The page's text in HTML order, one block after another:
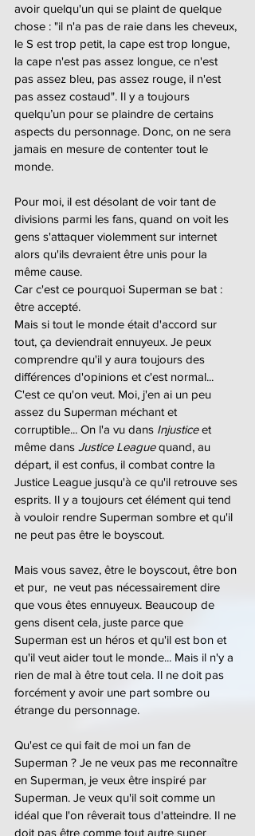
avoir quelqu'un qui se plaint de quelque
chose : "il n'a pas de raie dans les cheveux,
le S est trop petit, la cape est trop longue,
la cape n'est pas assez longue, ce n'est
pas assez bleu, pas assez rouge, il n'est
pas assez costaud". Il y a toujours
quelqu’un pour se plaindre de certains
aspects du personnage. Donc, on ne sera
jamais en mesure de contenter tout le
monde.
Pour moi, il est désolant de voir tant de
divisions parmi les fans, quand on voit les
gens s'attaquer violemment sur internet
alors qu'ils devraient être unis pour la
même cause.
Car c'est ce pourquoi Superman se bat :
être accepté.
Mais si tout le monde était d'accord sur
tout, ça deviendrait ennuyeux. Je peux
comprendre qu'il y aura toujours des
différences d'opinions et c'est normal...
C'est ce qu'on veut. Moi, j'en ai un peu
assez du Superman méchant et
corruptible... On l'a vu dans Injustice et
même dans Justice League quand, au
départ, il est confus, il combat contre la
Justice League jusqu'à ce qu'il retrouve ses
esprits. Il y a toujours cet élément qui tend
à vouloir rendre Superman sombre et qu'il
ne peut pas être le boyscout.
Mais vous savez, être le boyscout, être bon
et pur,  ne veut pas nécessairement dire
que vous êtes ennuyeux. Beaucoup de
gens disent cela, juste parce que
Superman est un héros et qu'il est bon et
qu'il veut aider tout le monde... Mais il n'y a
rien de mal à être tout cela. Il ne doit pas
forcément y avoir une part sombre ou
étrange du personnage.
Qu'est ce qui fait de moi un fan de
Superman ? Je ne veux pas me reconnaître
en Superman, je veux être inspiré par
Superman. Je veux qu'il soit comme un
idéal que l'on rêverait tous d'atteindre. Il ne
doit pas être comme tout autre super